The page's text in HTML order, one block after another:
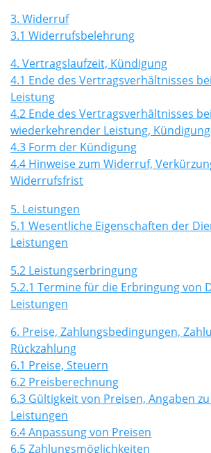
3. Widerruf
3.1 Widerrufsbelehrung
4. Vertragslaufzeit, Kündigung
4.1 Ende des Vertragsverhältnisses
Leistung
4.2 Ende des Vertragsverhältnisses bei
wiederkehrender Leistung,
4.3 Form der Kündigung
4.4 Hinweise zum Widerruf,
Widerrufsfrist
5. Leistungen
5.1 Wesentliche Eigenschaften der
Leistungen
5.2 Leistungserbringung
5.2.1 Termine für die Erbringung von
Leistungen
6. Preise, Zahlungsbedingungen,
Rückzahlung
6.1 Preise, Steuern
6.2 Preisberechnung
6.3 Gültigkeit von Preisen, Angaben
Leistungen
6.4 Anpassung von Preisen
6.5 Zahlungsmöglichkeiten